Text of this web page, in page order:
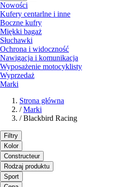
Nowości
Kufery centarlne i inne
Boczne kufry
Miękki bagaż
Słuchawki
Ochrona i widoczność
Nawigacja i komunikacja
Wyposażenie motocyklisty
Wyprzedaż
Marki
Strona główna
/ Marki
/ Blackbird Racing
Filtry
Kolor
Constructeur
Rodzaj produktu
Sport